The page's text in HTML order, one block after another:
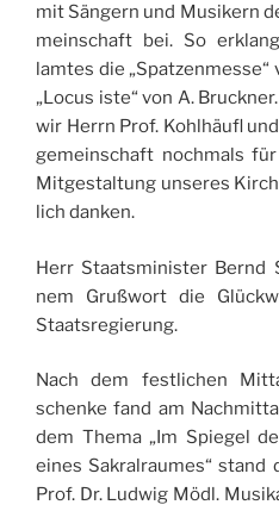
mit Sän­gern und Musi­kern
mein­schaft bei. So
lamtes die „Spat­zen­messe“
„Locus iste“ von A.
wir Herrn Prof. Kohlhäu­fl
ge­mein­schaft noch­mals
Mit­ges­tal­tung unseres
lich danken.
Herr Staats­mi­nis­ter
nem Gruß­wort die
Staatsregierung.
Nach dem fest­li­chen
schenke fand am
dem The­ma „Im Spie­gel
eines Sakral­raumes“
Prof. Dr. Lud­wig Mödl.